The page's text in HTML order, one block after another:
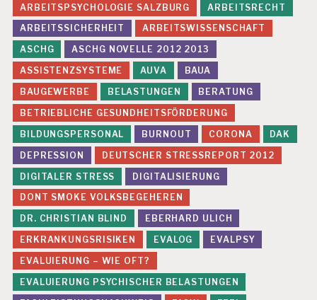
N
A
G
E
M
E
N
T
P
R
Ä
V
E
N
T
I
O
N
P
S
ARBEITSPSYCHOLOGIE SALZBURG
ARBEITSRECHT
ARBEITSSICHERHEIT
ARBEITSWISSENSCHAFT
ASCHG
ASCHG NOVELLE 2012 2013
ASSISTENZSYSTEME
AUVA
BAUA
BAUGEWERBE
BELASTUNGEN
BERATUNG
BETRIEBLICHE GESUNDHEITSFÖRDERUNG
BILDUNGSPERSONAL
BURNOUT CORONA
DAK
DEPRESSION
DEUTSCHER STRESSREPORT 2012
DIGITALER STRESS
DIGITALISIERUNG
DONT SMOKE VOLKSBEGEHEREN
DR. CHRISTIAN BLIND
EBERHARD ULICH
ERKRANKUNGSRISIKEN
EVALOG
EVALPSY
EVALUIERUNG – WIE OFT?
EVALUIERUNG PSYCHISCHER BELASTUNGEN